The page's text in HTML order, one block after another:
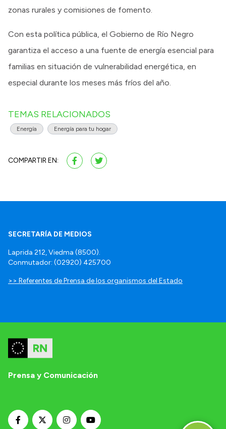
zonas rurales y comisiones de fomento.
Con esta política pública, el Gobierno de Río Negro
garantiza el acceso a una fuente de energía esencial para
familias en situación de vulnerabilidad energética, en
especial durante los meses más fríos del año.
TEMAS RELACIONADOS
Energía Energía para tu hogar
COMPARTIR EN:
SECRETARÍA DE MEDIOS
Laprida 212, Viedma (8500).
Conmutador: (02920) 425700
>> Referentes de Prensa de los organismos del Estado
Prensa y Comunicación